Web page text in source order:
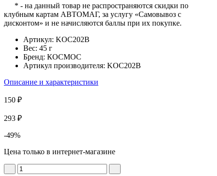
* - на данный товар не распространяются скидки по
клубным картам АВТОМАГ, за услугу «Самовывоз с
дисконтом» и не начисляются баллы при их покупке.
Артикул: KOC202B
Вес: 45 г
Бренд: КОСМОС
Артикул производителя: KOC202B
Описание и характеристики
150 ₽
293 ₽
-49%
Цена только в интернет-магазине